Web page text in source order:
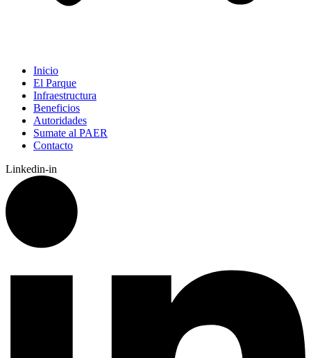
Inicio
El Parque
Infraestructura
Beneficios
Autoridades
Sumate al PAER
Contacto
Linkedin-in